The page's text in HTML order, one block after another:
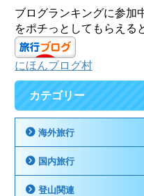
ブログランキングに参加
をポチっとしてもらえる
にほんブログ村
カテゴリー
海外旅行
国内旅行
登山関連